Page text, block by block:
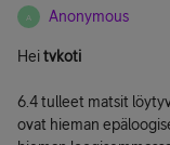
A Anonymous
Heitvkoti
6.4 tulleet matsit
ovat hieman